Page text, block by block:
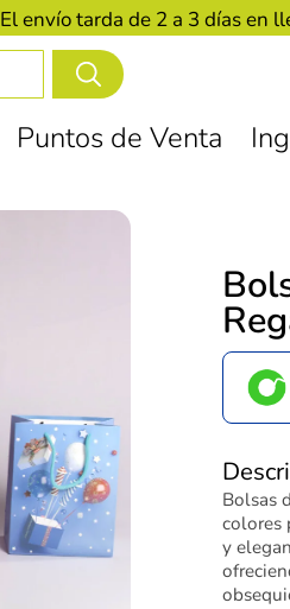
El envío tarda de 2 a 3 días en
Puntos de Venta
Bolsas
colores
y